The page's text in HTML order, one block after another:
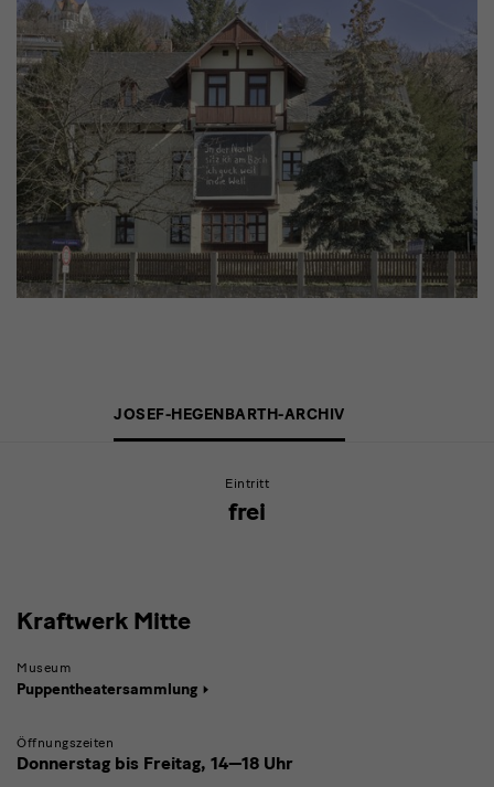
EintrittspreiseJOSEF-HEGENBARTH-ARCHIV
Eintritt
frei
Kraftwerk
Mitte
Kraftwerk Mitte
Museum
Puppentheatersammlung
Öffnungszeiten
Donnerstag bis Freitag, 14—18 Uhr